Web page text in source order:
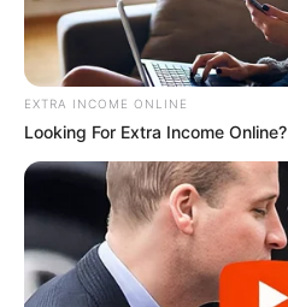
EXTRA INCOME ONLINE
Looking For Extra Income Online?